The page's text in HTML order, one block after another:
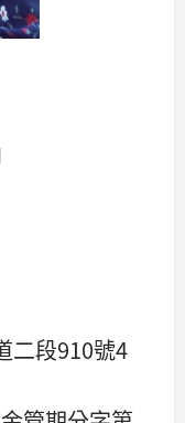
二段910號4